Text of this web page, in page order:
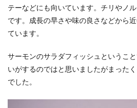
テーなどにも向いています。チリやノ
です。成長の早さや味の良さなどから
ています。
サーモンのサラダフィッシュというこ
いがするのではと思いましたがまった
でした。